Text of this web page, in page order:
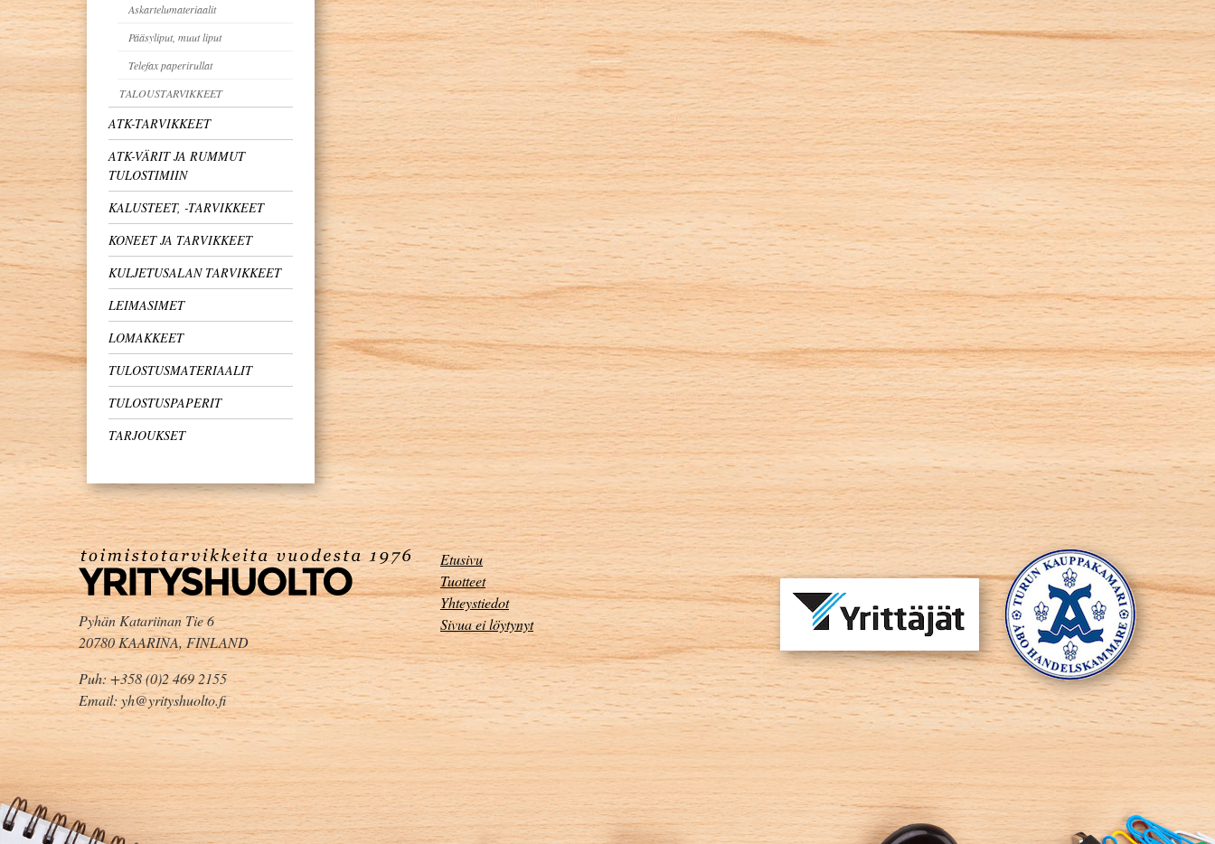
Askartelumateriaalit
Pääsyliput, muut liput
Telefax paperirullat
TALOUSTARVIKKEET
ATK-TARVIKKEET
ATK-VÄRIT JA RUMMUT
TULOSTIMIIN
KALUSTEET, -TARVIKKEET
KONEET JA TARVIKKEET
KULJETUSALAN TARVIKKEET
LEIMASIMET
LOMAKKEET
TULOSTUSMATERIAALIT
TULOSTUSPAPERIT
TARJOUKSET
Pyhän Katariinan Tie 6
20780 KAARINA, FINLAND
Puh: +358 (0)2 469 2155
Email: yh@yrityshuolto.fi
Etusivu
Tuotteet
Yhteystiedot
Sivua ei löytynyt